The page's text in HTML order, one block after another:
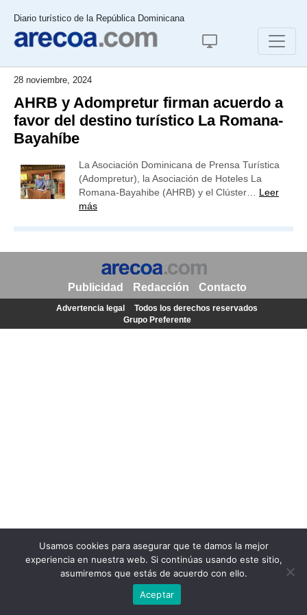
Diario turístico de la República Dominicana
28 noviembre, 2024
AHRB y Adompretur firman acuerdo a
favor del destino turístico La Romana-
Bayahíbe
La Asociación Dominicana de Prensa Turística
(Adompretur), la Asociación de Hoteles La
Romana-Bayahibe (AHRB) y el Clúster… Leer
más
Usamos cookies para asegurar que te damos la mejor
experiencia en nuestra web. Si continúas usando este sitio,
asumiremos que estás de acuerdo con ello.
Aceptar
Publicidad Redacción Contacto
Advertencia legal
Todos los derechos reservados
Grupo Preferente